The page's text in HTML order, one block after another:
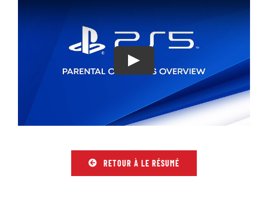
RETOUR À LE RÉSUMÉ